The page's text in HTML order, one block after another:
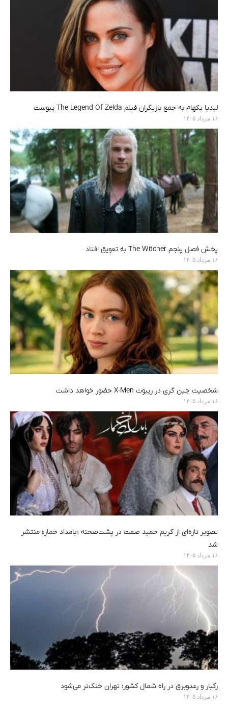
لیدیا پکهام به جمع بازیگران فیلم The Legend Of Zelda پیوست
۱۶ مرداد ۱۴۰۵
پخش فصل پنجم The Witcher به تعویق افتاد
۱۶ مرداد ۱۴۰۵
شخصیت جین گری در ریبوت X-Men حضور خواهد داشت
۱۶ مرداد ۱۴۰۵
تصویر تازه‌ای از گریم حمید صفت در پشت‌صحنه «بامداد خمار» منتشر
شد
۱۶ مرداد ۱۴۰۵
رگبار و رعدوبرق در راه شمال کشور؛ تهران خنک‌تر می‌شود
۱۶ مرداد ۱۴۰۵